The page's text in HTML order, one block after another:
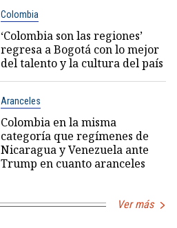
Colombia
‘Colombia son las regiones’
regresa a Bogotá con lo mejor
del talento y la cultura del país
Aranceles
Colombia en la misma
categoría que regímenes de
Nicaragua y Venezuela ante
Trump en cuanto aranceles
Ver más